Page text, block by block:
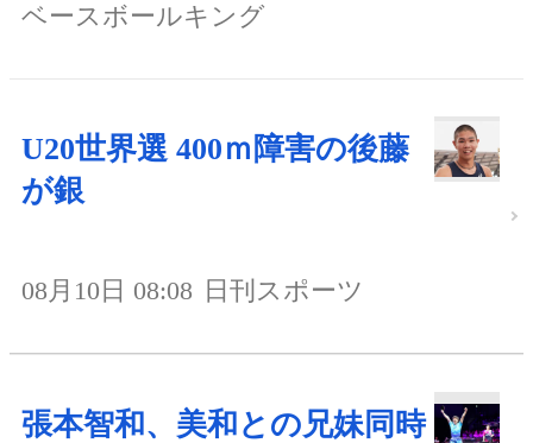
ベースボールキング
U20世界選 400ｍ障害の後藤
が銀
08月10日 08:08 日刊スポーツ
張本智和、美和との兄妹同時